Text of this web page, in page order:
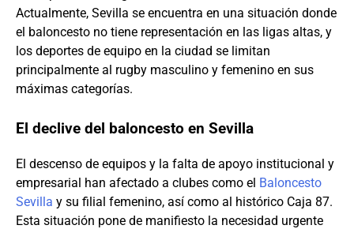
Actualmente, Sevilla se encuentra en una situación donde
el baloncesto no tiene representación en las ligas altas, y
los deportes de equipo en la ciudad se limitan
principalmente al rugby masculino y femenino en sus
máximas categorías.
El declive del baloncesto en Sevilla
El descenso de equipos y la falta de apoyo institucional y
empresarial han afectado a clubes como el Baloncesto
Sevilla y su filial femenino, así como al histórico Caja 87.
Esta situación pone de manifiesto la necesidad urgente